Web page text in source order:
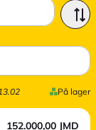
På lager
152.000,00 JMD